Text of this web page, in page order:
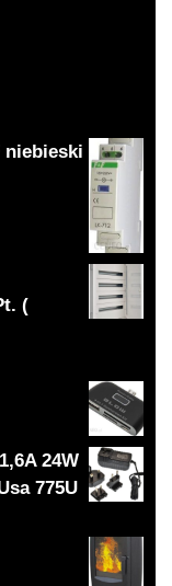
niebieski
(
24W
775U